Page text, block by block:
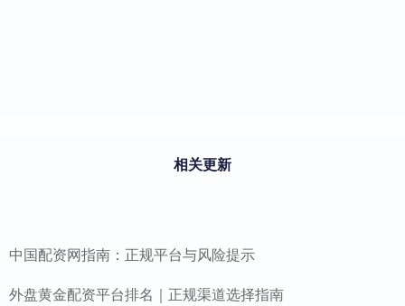
相关更新
中国配资网指南：正规平台与风险提示
外盘黄金配资平台排名｜正规渠道选择指南